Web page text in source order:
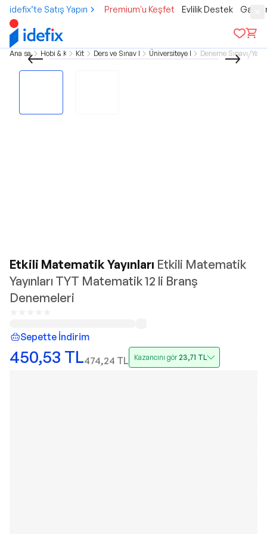
idefix’te Satış Yapın Premium'u Keşfet Evlilik Destek
Ana sayfa Hobi & KültürKitap Ders ve Sınav KitaplarıÜniversiteye HazırlıkDeneme Sınavı/
Etkili Matematik Yayınları Etkili Matematik
Yayınları TYT Matematik 12 li Branş
Denemeleri
Sepette İndirim
450,53 TL474,24 TL Kazancını gör23,71 TL